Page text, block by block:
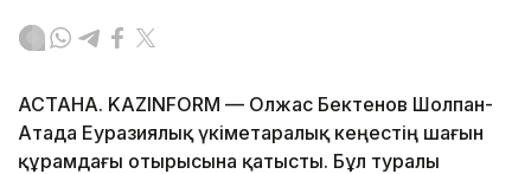
АСТАНА. KAZINFORM — Олжас Бектенов Шолпан-
Атада Еуразиялық үкіметаралық кеңестің шағын
құрамдағы отырысына қатысты. Бұл туралы